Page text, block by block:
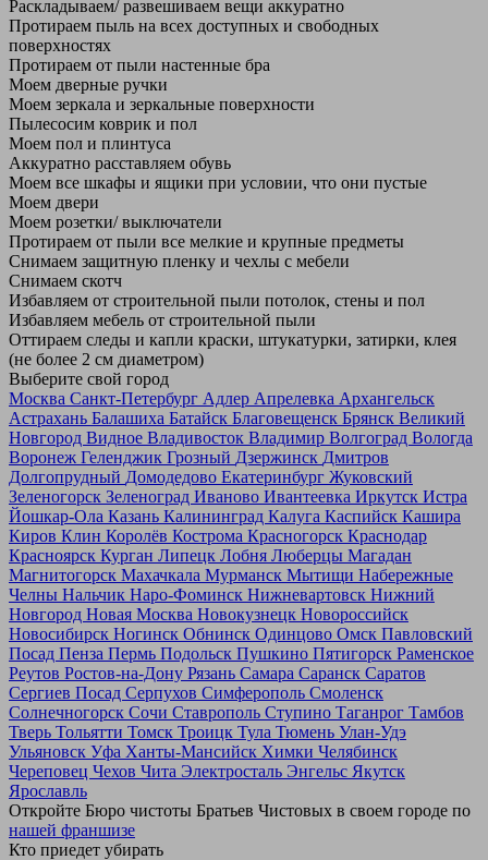
Раскладываем/ развешиваем вещи аккуратно
Протираем пыль на всех доступных и свободных
поверхностях
Протираем от пыли настенные бра
Моем дверные ручки
Моем зеркала и зеркальные поверхности
Пылесосим коврик и пол
Моем пол и плинтуса
Аккуратно расставляем обувь
Моем все шкафы и ящики при условии, что они пустые
Моем двери
Моем розетки/ выключатели
Протираем от пыли все мелкие и крупные предметы
Снимаем защитную пленку и чехлы с мебели
Снимаем скотч
Избавляем от строительной пыли потолок, стены и пол
Избавляем мебель от строительной пыли
Оттираем следы и капли краски, штукатурки, затирки, клея
(не более 2 см диаметром)
Выберите свой город
Москва Санкт-Петербург Адлер Апрелевка Архангельск
Астрахань Балашиха Батайск Благовещенск Брянск Великий
Новгород Видное Владивосток Владимир Волгоград Вологда
Воронеж Геленджик Грозный Дзержинск Дмитров
Долгопрудный Домодедово Екатеринбург Жуковский
Зеленогорск Зеленоград Иваново Ивантеевка Иркутск Истра
Йошкар-Ола Казань Калининград Калуга Каспийск Кашира
Киров Клин Королёв Кострома Красногорск Краснодар
Красноярск Курган Липецк Лобня Люберцы Магадан
Магнитогорск Махачкала Мурманск Мытищи Набережные
Челны Нальчик Наро-Фоминск Нижневартовск Нижний
Новгород Новая Москва Новокузнецк Новороссийск
Новосибирск Ногинск Обнинск Одинцово Омск Павловский
Посад Пенза Пермь Подольск Пушкино Пятигорск Раменское
Реутов Ростов-на-Дону Рязань Самара Саранск Саратов
Сергиев Посад Серпухов Симферополь Смоленск
Солнечногорск Сочи Ставрополь Ступино Таганрог Тамбов
Тверь Тольятти Томск Троицк Тула Тюмень Улан-Удэ
Ульяновск Уфа Ханты-Мансийск Химки Челябинск
Череповец Чехов Чита Электросталь Энгельс Якутск
Ярославль
Откройте Бюро чистоты Братьев Чистовых в своем городе по
нашей франшизе
Кто приедет убирать